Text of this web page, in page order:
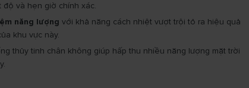
và hẹn giờ chính xác.
năng lượng với khả năng cách nhiệt vượt trội tỏ ra hiệu quả
khu vực này.
thủy tinh chân không giúp hấp thu nhiều năng lượng mặt trời